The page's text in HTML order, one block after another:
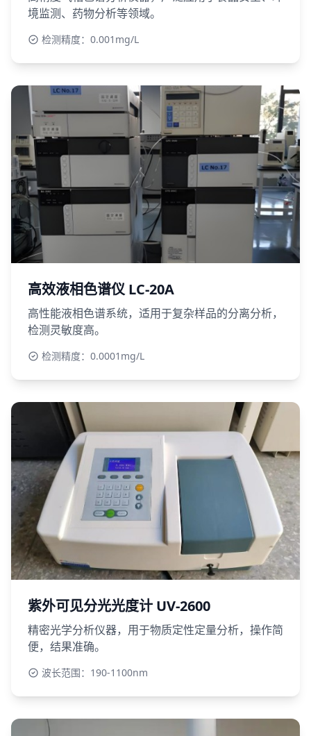
境监测、药物分析等领域。
检测精度：0.001mg/L
高效液相色谱仪 LC-20A
高性能液相色谱系统，适用于复杂样品的分离分析，
检测灵敏度高。
检测精度：0.0001mg/L
紫外可见分光光度计 UV-2600
精密光学分析仪器，用于物质定性定量分析，操作简
便，结果准确。
波长范围：190-1100nm